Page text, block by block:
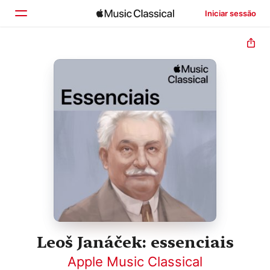
Iniciar sessão
Início
Buscar
Leoš Janáček: essenciais
Apple Music Classical